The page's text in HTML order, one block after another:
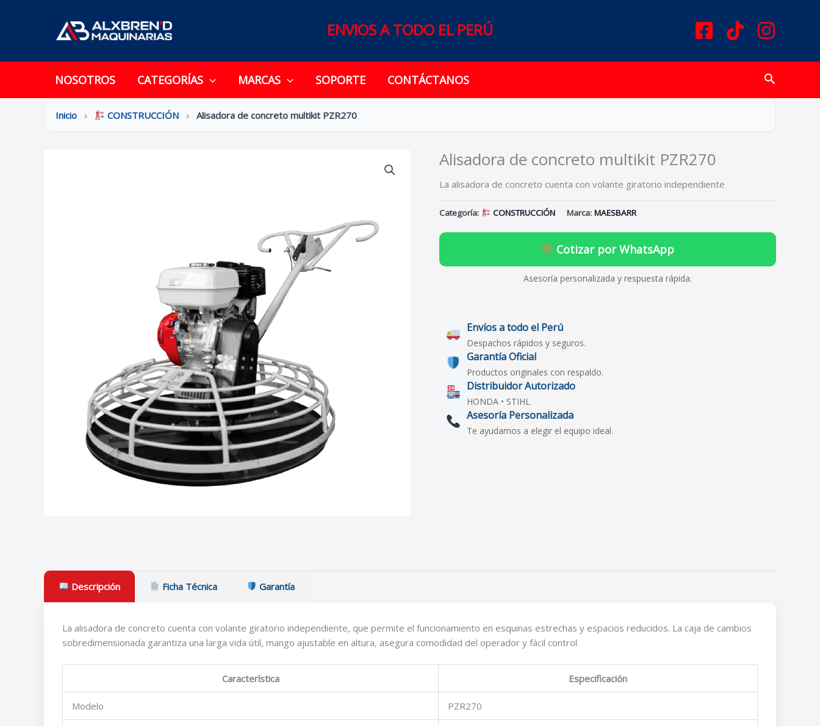
ENVIOS A TODO EL PERÚ
NOSOTROS CATEGORÍAS MARCAS SOPORTE CONTÁCTANOS Buscar
Inicio › CONSTRUCCIÓN › Alisadora de concreto multikit PZR270
Alisadora de concreto multikit PZR270
La alisadora de concreto cuenta con volante giratorio independiente
Categoría: CONSTRUCCIÓN Marca:MAESBARR
Cotizar por WhatsApp
Asesoría personalizada y respuesta rápida.
Envíos a todo el Perú
Despachos rápidos y seguros.
Garantía Oficial
Productos originales con respaldo.
Distribuidor Autorizado
HONDA • STIHL
Asesoría Personalizada
Te ayudamos a elegir el equipo ideal.
Descripción Ficha Técnica Garantía
La alisadora de concreto cuenta con volante giratorio independiente, que permite el funcionamiento en esquinas estrechas y espacios reducidos. La caja de cambios
sobredimensionada garantiza una larga vida útil, mango ajustable en altura, asegura comodidad del operador y fácil control
Característica Especificación
Modelo PZR270